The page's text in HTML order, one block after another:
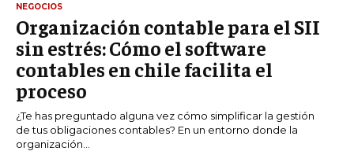
NEGOCIOS
Organización contable para el SII
sin estrés: Cómo el software
contables en chile facilita el
proceso
¿Te has preguntado alguna vez cómo simplificar la gestión
de tus obligaciones contables? En un entorno donde la
organización...